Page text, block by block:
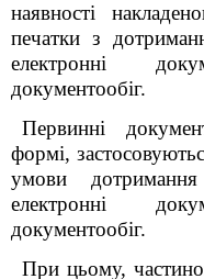
наявності
печатки з
електронні
документообіг.
Первинні
формі,
умови
електронні
документообіг.
При цьому,